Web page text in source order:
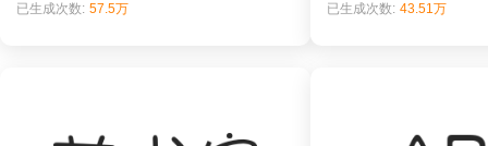
已生成次数: 57.5万 已生成次数: 43.51万